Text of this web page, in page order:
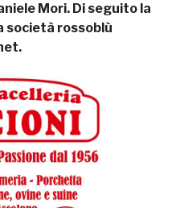
Mori. Di seguito la
società rossoblù